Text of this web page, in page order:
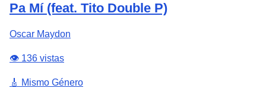
Pa Mí (feat. Tito Double P)
Oscar Maydon
👁️ 136 vistas
🎸 Mismo Género